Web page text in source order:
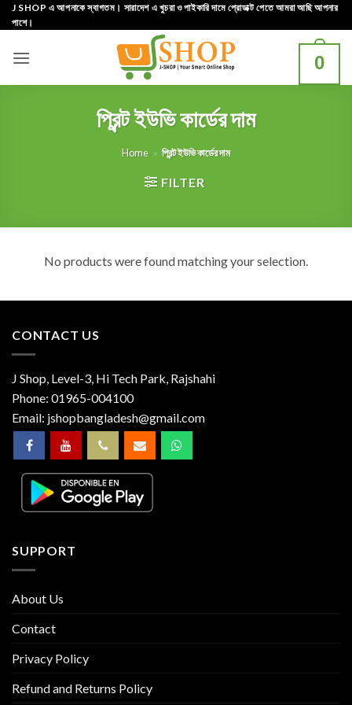
Skip
to
J SHOP এ আপনাকে স্বাগতম। সারাদেশ এ খুচরা ও পাইকারি দামে প্রোডাক্ট পেতে আমরা আছি আপনার
পাশে।
0
প্রিন্ট ইউভি কার্ডের দাম
Home » প্রিন্ট ইউভি কার্ডের দাম
FILTER
No products were found matching your selection.
CONTACT US
J Shop, Level-3, Hi Tech Park, Rajshahi
Phone: 01965-004100
Email: jshopbangladesh@gmail.com
SUPPORT
About Us
Contact
Privacy Policy
Refund and Returns Policy